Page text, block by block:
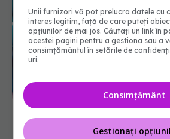
Medicamentul comun care
imunoterapiei în cancer
05 mar 2026, 09:38
Unii furnizori vă pot prelucra datele cu
interes legitim, față de care puteți
opțiunilor de mai jos. Căutați un link în
acestei pagini pentru a gestiona sau a
consimțământul în setările de
uri.
Consimțământ
Gestionați